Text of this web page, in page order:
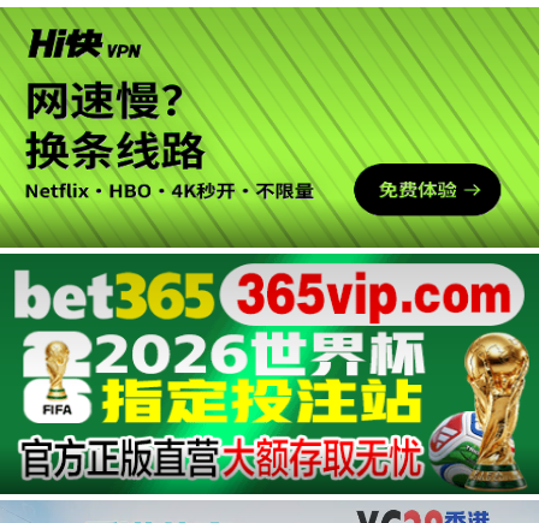
第18集 第17集 第16集
第15集 第14集 第13集
第12集 第11集 第10集
第09集 第08集 第07集
第05集 第04集
第03集 第02集 第01集
广告
广告